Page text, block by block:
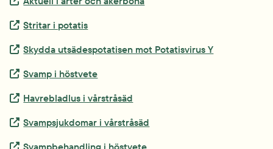
Extern länk.
Stritar i potatis
Extern länk.
Skydda utsädespotatisen mot Potatisvirus Y
Extern länk.
Svamp i höstvete
Extern länk.
Havrebladlus i vårstråsäd
Extern länk.
Svampsjukdomar i vårstråsäd
Extern länk.
Svampbehandling i höstvete